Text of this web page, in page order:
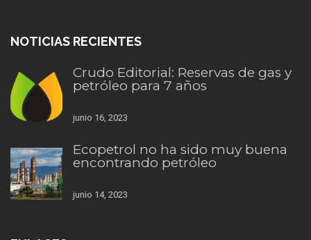
NOTICIAS RECIENTES
Crudo Editorial: Reservas de gas y
petróleo para 7 años
junio 16, 2023
Ecopetrol no ha sido muy buena
encontrando petróleo
junio 14, 2023